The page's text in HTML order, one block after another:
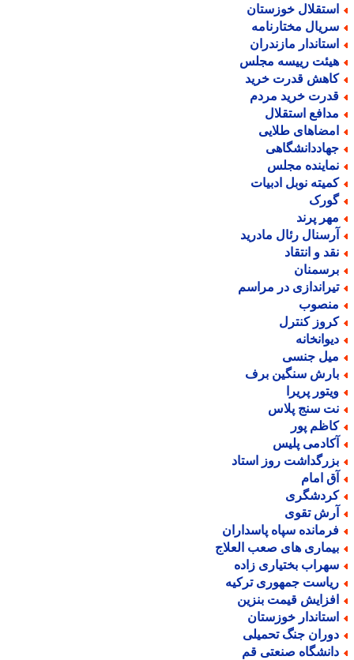
خوزستان
مختارنامه
مازندران
رییسه مجلس
قدرت خرید
خرید مردم
استقلال
طلایی
مجلس
نوبل ادبیات
پرند
رئال مادرید
و انتقاد
در مراسم
کنترل
جنسی
سنگین برف
پریرا
سنج پلاس
پور
پلیس
روز استاد
امام
تقوی
سپاه پاسداران
های صعب العلاج
بختیاری زاده
جمهوری ترکیه
قیمت بنزین
خوزستان
جنگ تحمیلی
صنعتی قم